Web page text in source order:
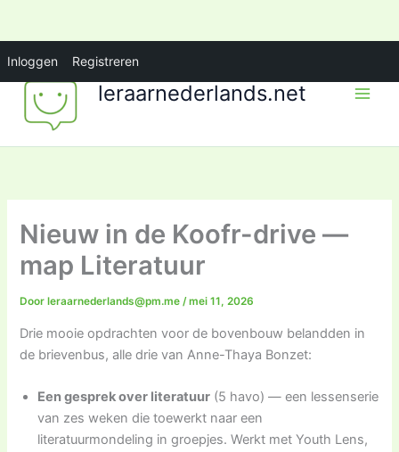
Inloggen Registreren
inhoud
leraarnederlands.net
Nieuw in de Koofr-drive —
map Literatuur
Door leraarnederlands@pm.me/mei 11, 2026
Drie mooie opdrachten voor de bovenbouw belandden in
de brievenbus, alle drie van Anne-Thaya Bonzet:
Een gesprek over literatuur (5 havo) — een lessenserie
van zes weken die toewerkt naar een
literatuurmondeling in groepjes. Werkt met Youth Lens,